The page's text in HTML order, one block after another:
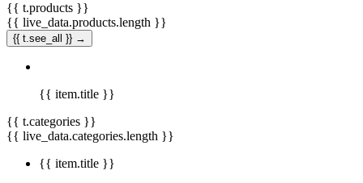
{{ t.products }}
{{ live_data.products.length }}
{{ t.see_all }} →
{{ item.title }}
{{ t.categories }}
{{ live_data.categories.length }}
{{ item.title }}